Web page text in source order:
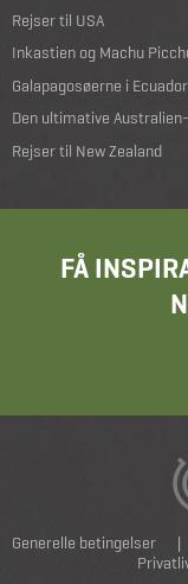
Rejser til USA
Inkastien og Machu
Galapagosøerne i Ecuador
Den ultimative
Rejser til New Zealand
FÅ
Generelle betingelser |